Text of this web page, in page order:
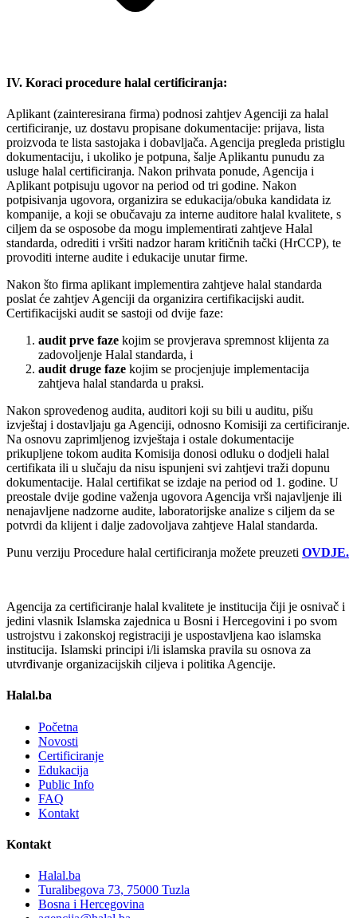
IV. Koraci procedure halal certificiranja:
Aplikant (zainteresirana firma) podnosi zahtjev Agenciji za halal
certificiranje, uz dostavu propisane dokumentacije: prijava, lista
proizvoda te lista sastojaka i dobavljača. Agencija pregleda pristiglu
dokumentaciju, i ukoliko je potpuna, šalje Aplikantu punudu za
usluge halal certificiranja. Nakon prihvata ponude, Agencija i
Aplikant potpisuju ugovor na period od tri godine. Nakon
potpisivanja ugovora, organizira se edukacija/obuka kandidata iz
kompanije, a koji se obučavaju za interne auditore halal kvalitete, s
ciljem da se osposobe da mogu implementirati zahtjeve Halal
standarda, odrediti i vršiti nadzor haram kritičnih tački (HrCCP), te
provoditi interne audite i edukacije unutar firme.
Nakon što firma aplikant implementira zahtjeve halal standarda
poslat će zahtjev Agenciji da organizira certifikacijski audit.
Certifikacijski audit se sastoji od dvije faze:
audit prve faze kojim se provjerava spremnost klijenta za
zadovoljenje Halal standarda, i
audit druge faze kojim se procjenjuje implementacija
zahtjeva halal standarda u praksi.
Nakon sprovedenog audita, auditori koji su bili u auditu, pišu
izvještaj i dostavljaju ga Agenciji, odnosno Komisiji za certificiranje.
Na osnovu zaprimljenog izvještaja i ostale dokumentacije
prikupljene tokom audita Komisija donosi odluku o dodjeli halal
certifikata ili u slučaju da nisu ispunjeni svi zahtjevi traži dopunu
dokumentacije. Halal certifikat se izdaje na period od 1. godine. U
preostale dvije godine važenja ugovora Agencija vrši najavljenje ili
nenajavljene nadzorne audite, laboratorijske analize s ciljem da se
potvrdi da klijent i dalje zadovoljava zahtjeve Halal standarda.
Punu verziju Procedure halal certificiranja možete preuzeti OVDJE.
Agencija za certificiranje halal kvalitete je institucija čiji je osnivač i
jedini vlasnik Islamska zajednica u Bosni i Hercegovini i po svom
ustrojstvu i zakonskoj registraciji je uspostavljena kao islamska
institucija. Islamski principi i/li islamska pravila su osnova za
utvrđivanje organizacijskih ciljeva i politika Agencije.
Halal.ba
Početna
Novosti
Certificiranje
Edukacija
Public Info
FAQ
Kontakt
Kontakt
Halal.ba
Turalibegova 73, 75000 Tuzla
Bosna i Hercegovina